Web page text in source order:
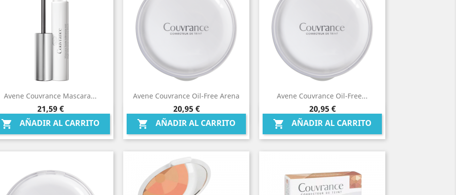
Avene Couvrance Mascara...
Precio
21,59 €
 AÑADIR AL CARRITO
Vista rápida
Avene Couvrance Oil-Free Arena
Precio
20,95 €
 AÑADIR AL CARRITO
Vista rápida
Avene Couvrance Oil-Free...
Precio
20,95 €
 AÑADIR AL CARRITO
Vista rápida